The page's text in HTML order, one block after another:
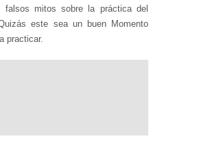
falsos mitos sobre la práctica del
este sea un buen Momento
practicar.